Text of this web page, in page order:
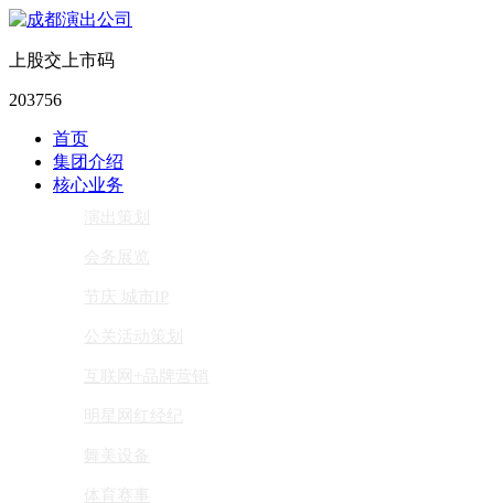
上股交上市码
203756
首页
集团介绍
核心业务